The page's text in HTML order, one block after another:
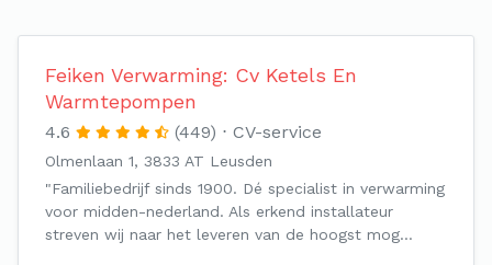
Feiken Verwarming: Cv Ketels En
Warmtepompen
4.6 (449) CV-service
Olmenlaan 1, 3833 AT Leusden
"Familiebedrijf sinds 1900. Dé specialist in verwarming
voor midden-nederland. Als erkend installateur
streven wij naar het leveren van de hoogst mog…